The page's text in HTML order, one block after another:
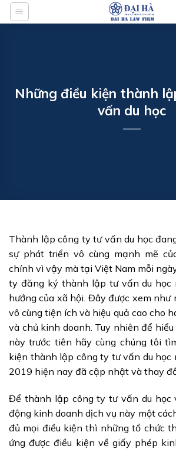
Bỏ
qua
Những điều kiện thành
vấn du học
Thành lập công ty tư vấn du học
sự phát triển vô cùng mạnh mẽ
chính vì vậy mà tại Việt Nam mỗi
ty đăng ký thành lập tư vấn du học
hướng của xã hội. Đây được xem
vô cùng tiện ích và hiệu quả cao cho
và chủ kinh doanh. Tuy nhiên để
này trước tiên hãy cùng chúng tôi
kiện thành lập công ty tư vấn du học
2019 hiện nay đã cập nhật và thay
Để thành lập công ty tư vấn du học
động kinh doanh dịch vụ này một
đủ mọi điều kiện thì những tổ chức
ứng được điều kiện về giấy phép